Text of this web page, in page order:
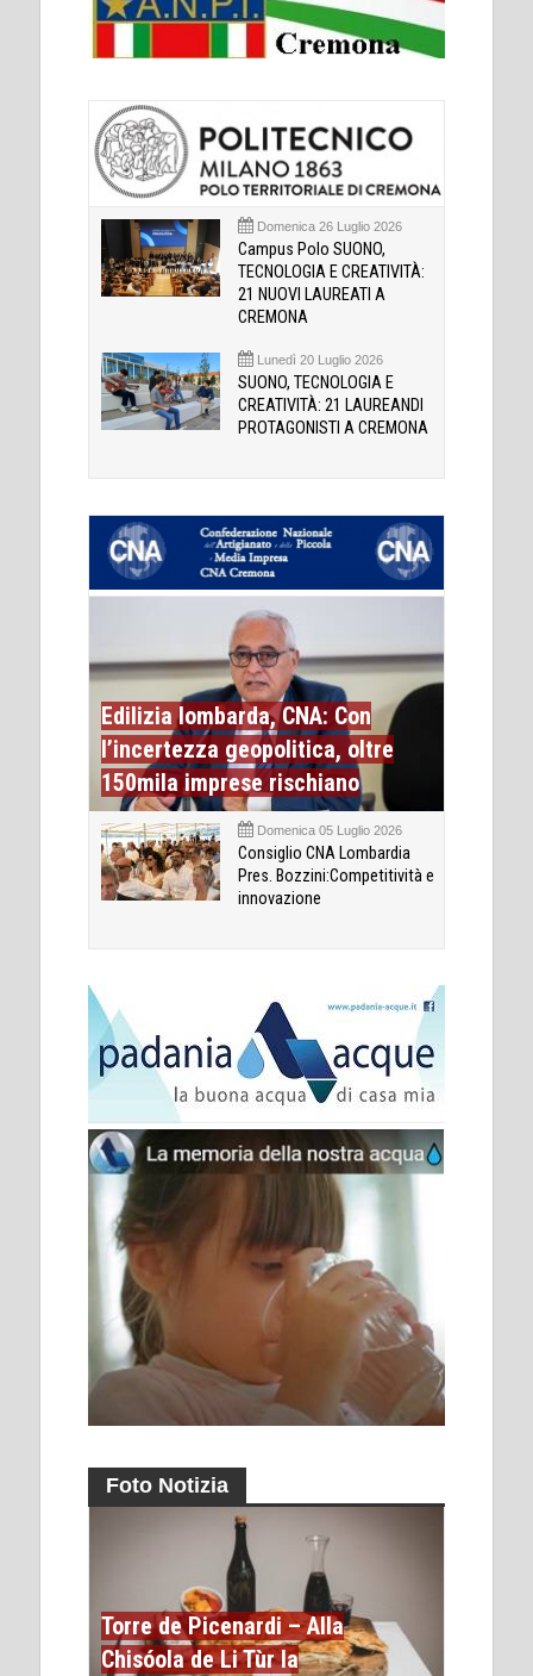
Domenica 26 Luglio 2026
Campus Polo SUONO,
TECNOLOGIA E CREATIVITÀ:
21 NUOVI LAUREATI A
CREMONA
Lunedì 20 Luglio 2026
SUONO, TECNOLOGIA E
CREATIVITÀ: 21 LAUREANDI
PROTAGONISTI A CREMONA
Edilizia lombarda, CNA: Con
l’incertezza geopolitica, oltre
150mila imprese rischiano
Domenica 05 Luglio 2026
Consiglio CNA Lombardia
Pres. Bozzini:Competitività e
innovazione
Foto Notizia
Torre de Picenardi – Alla
Chisóola de Li Tùr la